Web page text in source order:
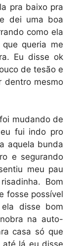
pra baixo pra
dei uma boa
como ela
queria me
Eu disse ok
de tesão e
dentro mesmo
mudando de
fui indo pro
aquela bunda
e segurando
meu pau
Bom
fosse possível
disse bom
na auto-
casa só que
lá eu disse